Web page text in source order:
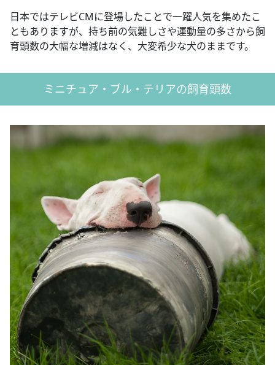
日本ではテレビCMに登場したことで一躍人気を集めたこ
ともありますが、持ち前の気難しさや運動量の多さから飼
育頭数の大幅な増減はなく、大変希少な犬のままです。
ミニチュア・ブル・テリアの飼育頭数